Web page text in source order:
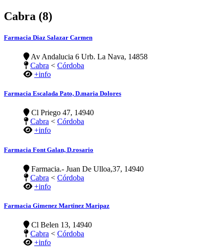
Cabra (8)
Farmacia Diaz Salazar Carmen
Av Andalucia 6 Urb. La Nava, 14858
Cabra < Córdoba
+info
Farmacia Escalada Pato, D.maria Dolores
Cl Priego 47, 14940
Cabra < Córdoba
+info
Farmacia Font Galan, D.rosario
Farmacia.- Juan De Ulloa,37, 14940
Cabra < Córdoba
+info
Farmacia Gimenez Martinez Maripaz
Cl Belen 13, 14940
Cabra < Córdoba
+info